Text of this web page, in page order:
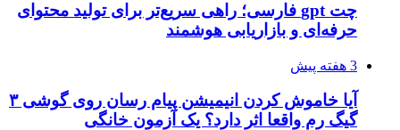
چت gpt فارسی؛ راهی سریع‌تر برای تولید محتوای
حرفه‌ای و بازاریابی هوشمند
3 هفته پیش
آیا خاموش کردن انیمیشن پیام رسان روی گوشی ۳
گیگ رم واقعا اثر دارد؟ یک آزمون خانگی